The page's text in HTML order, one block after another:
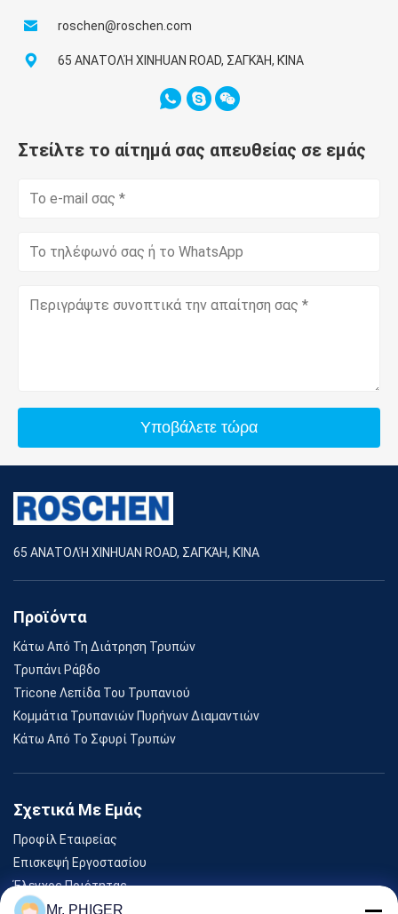
roschen@roschen.com
65 ΑΝΑΤΟΛΉ XINHUAN ROAD, ΣΑΓΚΆΗ, ΚΊΝΑ
Στείλτε το αίτημά σας απευθείας σε εμάς
Υποβάλετε τώρα
65 ΑΝΑΤΟΛΉ XINHUAN ROAD, ΣΑΓΚΆΗ, ΚΊΝΑ
Προϊόντα
Κάτω Από Τη Διάτρηση Τρυπών
Τρυπάνι Ράβδο
Tricone Λεπίδα Του Τρυπανιού
Κομμάτια Τρυπανιών Πυρήνων Διαμαντιών
Κάτω Από Το Σφυρί Τρυπών
Σχετικά Με Εμάς
Προφίλ Εταιρείας
Επισκεψή Εργοστασίου
Έλεγχος Ποιότητας
SitemapMr. PHIGER